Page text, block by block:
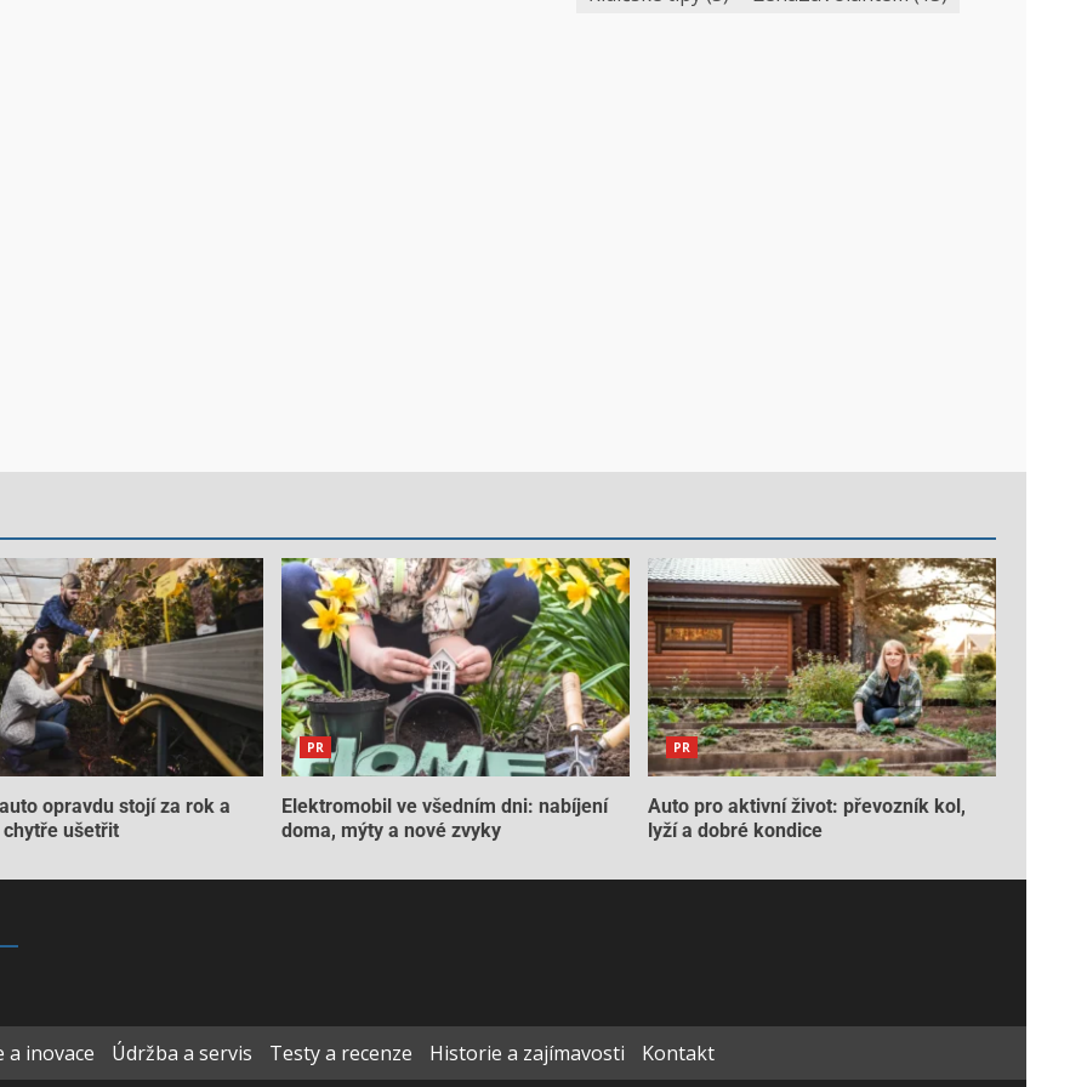
opravdu stojí za rok a
chytře ušetřit
PR
Elektromobil ve všedním dni: nabíjení
doma, mýty a nové zvyky
PR
Auto pro aktivní život: převozník kol,
lyží a dobré kondice
a inovace Údržba a servis Testy a recenze Historie a zajímavosti Kontakt